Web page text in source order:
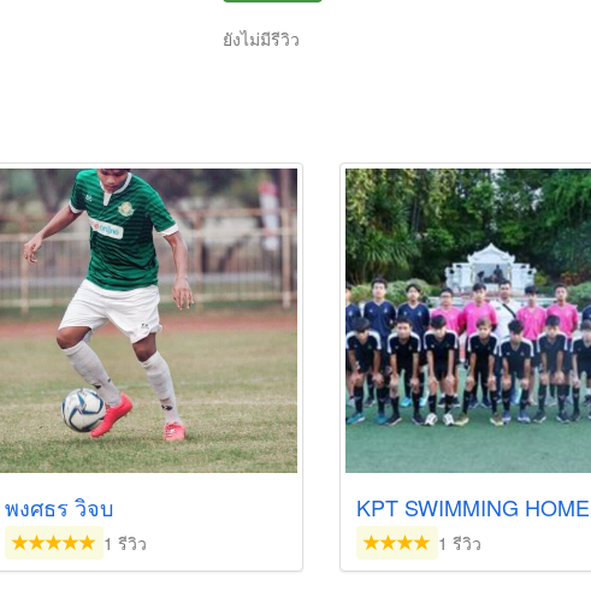
ยังไม่มีรีวิว
พงศธร วิจบ
1 รีวิว
KPT SWIMMING HOME
1 รีวิว